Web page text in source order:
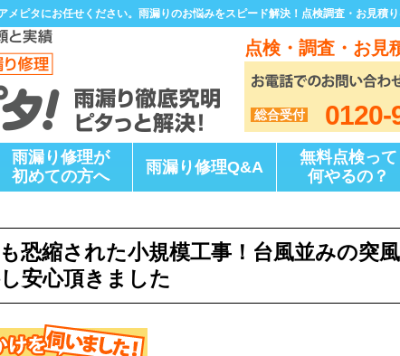
メピタにお任せください。雨漏りのお悩みをスピード解決！点検調査・お見積り
点検・調査・お見
総合受付 0120-
雨漏り修理が
初めての方へ
雨漏り修理Q&A
無料点検って
何やるの？
恐縮された小規模工事！台風並みの突
安心頂きました